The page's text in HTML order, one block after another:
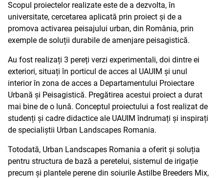
Scopul proiectelor realizate este de a dezvolta, în
universitate, cercetarea aplicată prin proiect și de a
promova activarea peisajului urban, din România, prin
exemple de soluții durabile de amenjare peisagistică.
Au fost realizați 3 pereți verzi experimentali, doi dintre ei
exteriori, situați în porticul de acces al UAUIM și unul
interior în zona de acces a Departamentului Proiectare
Urbană și Peisagistică. Pregătirea acestui proiect a durat
mai bine de o lună. Conceptul proiectului a fost realizat de
studenți și cadre didactice ale UAUIM îndrumați și inspirați
de specialiștii Urban Landscapes Romania.
Totodată, Urban Landscapes Romania a oferit și soluția
pentru structura de bază a peretelui, sistemul de irigație
precum și plantele perene din soiurile Astilbe Breeders Mix,